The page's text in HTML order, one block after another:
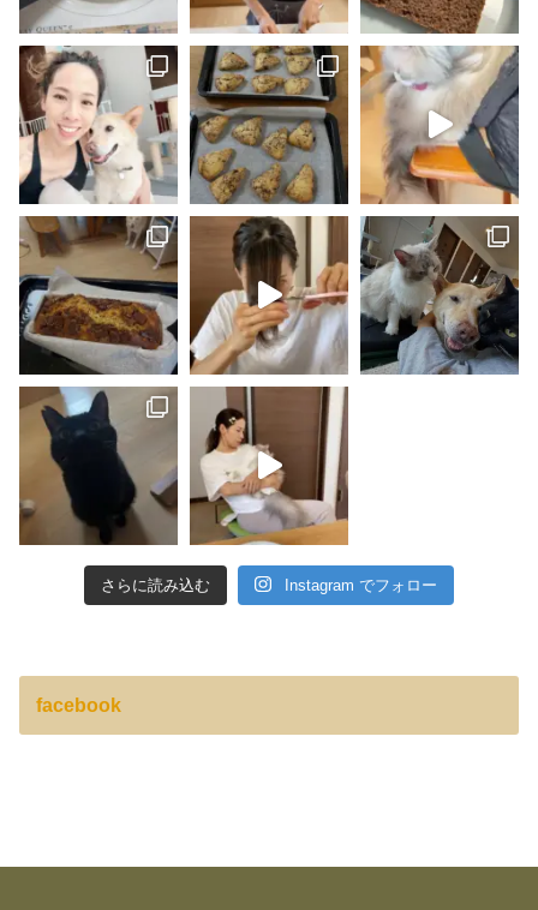
さらに読み込む Instagram でフォロー
facebook